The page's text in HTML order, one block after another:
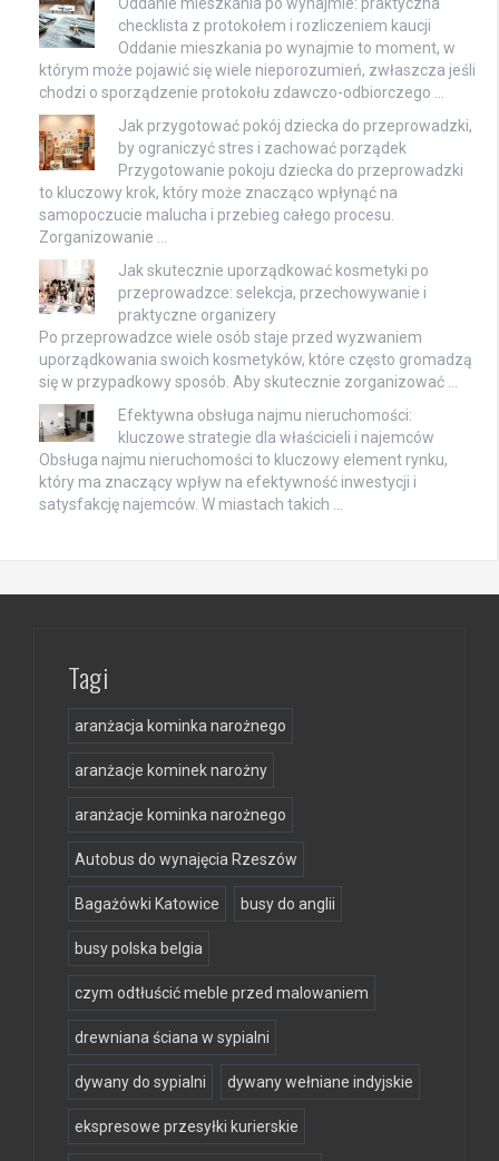
Oddanie mieszkania po wynajmie: praktyczna
checklista z protokołem i rozliczeniem kaucji
Oddanie mieszkania po wynajmie to moment, w
którym może pojawić się wiele nieporozumień, zwłaszcza jeśli
chodzi o sporządzenie protokołu zdawczo-odbiorczego …
Jak przygotować pokój dziecka do przeprowadzki,
by ograniczyć stres i zachować porządek
Przygotowanie pokoju dziecka do przeprowadzki
to kluczowy krok, który może znacząco wpłynąć na
samopoczucie malucha i przebieg całego procesu.
Zorganizowanie …
Jak skutecznie uporządkować kosmetyki po
przeprowadzce: selekcja, przechowywanie i
praktyczne organizery
Po przeprowadzce wiele osób staje przed wyzwaniem
uporządkowania swoich kosmetyków, które często gromadzą
się w przypadkowy sposób. Aby skutecznie zorganizować …
Efektywna obsługa najmu nieruchomości:
kluczowe strategie dla właścicieli i najemców
Obsługa najmu nieruchomości to kluczowy element rynku,
który ma znaczący wpływ na efektywność inwestycji i
satysfakcję najemców. W miastach takich …
Tagi
aranżacja kominka narożnego
aranżacje kominek narożny
aranżacje kominka narożnego
Autobus do wynajęcia Rzeszów
Bagażówki Katowice busy do anglii
busy polska belgia
czym odtłuścić meble przed malowaniem
drewniana ściana w sypialni
dywany do sypialni dywany wełniane indyjskie
ekspresowe przesyłki kurierskie